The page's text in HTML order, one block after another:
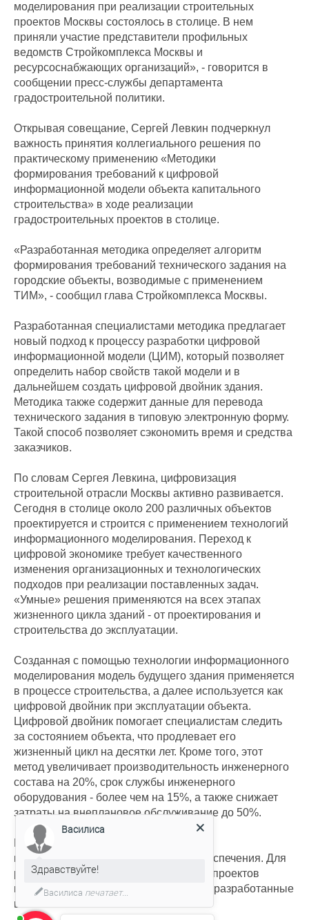
моделирования при реализации строительных
проектов Москвы состоялось в столице. В нем
приняли участие представители профильных
ведомств Стройкомплекса Москвы и
ресурсоснабжающих организаций», - говорится в
сообщении пресс-службы департамента
градостроительной политики.
Открывая совещание, Сергей Левкин подчеркнул
важность принятия коллегиального решения по
практическому применению «Методики
формирования требований к цифровой
информационной модели объекта капитального
строительства» в ходе реализации
градостроительных проектов в столице.
«Разработанная методика определяет алгоритм
формирования требований технического задания на
городские объекты, возводимые с применением
ТИМ», - сообщил глава Стройкомплекса Москвы.
Разработанная специалистами методика предлагает
новый подход к процессу разработки цифровой
информационной модели (ЦИМ), который позволяет
определить набор свойств такой модели и в
дальнейшем создать цифровой двойник здания.
Методика также содержит данные для перевода
технического задания в типовую электронную форму.
Такой способ позволяет сэкономить время и средства
заказчиков.
По словам Сергея Левкина, цифровизация
строительной отрасли Москвы активно развивается.
Сегодня в столице около 200 различных объектов
проектируется и строится с применением технологий
информационного моделирования. Переход к
цифровой экономике требует качественного
изменения организационных и технологических
подходов при реализации поставленных задач.
«Умные» решения применяются на всех этапах
жизненного цикла зданий - от проектирования и
строительства до эксплуатации.
Созданная с помощью технологии информационного
моделирования модель будущего здания применяется
в процессе строительства, а далее используется как
цифровой двойник при эксплуатации объекта.
Цифровой двойник помогает специалистам следить
за состоянием объекта, что продлевает его
жизненный цикл на десятки лет. Кроме того, этот
метод увеличивает производительность инженерного
состава на 20%, срок службы инженерного
оборудования - более чем на 15%, а также снижает
затраты на внеплановое обслуживание до 50%.
В строительной отрасли идет активное
импортозамещение программного обеспечения. Для
реализации московских строительных проектов
применяются программные продукты, разработанные
в России.
Василиса
Здравствуйте!
Василиса печатает...